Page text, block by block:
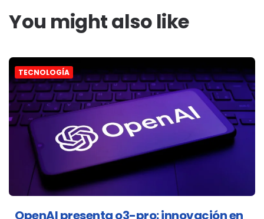
You might also like
TECNOLOGÍA
OpenAI presenta o3-pro: innovación en